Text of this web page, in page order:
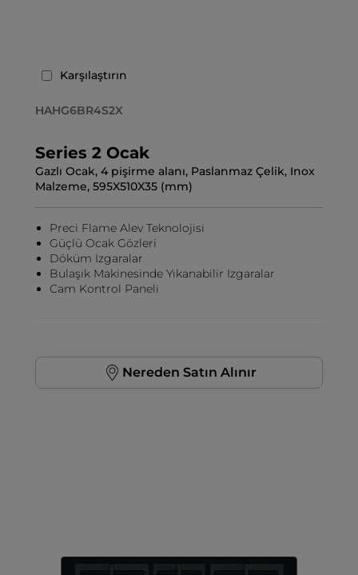
Karşılaştırın
HAHG6BR4S2X
Series 2 Ocak
Gazlı Ocak, 4 pişirme alanı, Paslanmaz Çelik, Inox
Malzeme, 595X510X35 (mm)
Preci Flame Alev Teknolojisi
Güçlü Ocak Gözleri
Döküm Izgaralar
Bulaşık Makinesinde Yıkanabilir Izgaralar
Cam Kontrol Paneli
Nereden Satın Alınır